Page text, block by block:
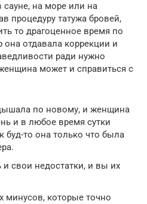
на море или на
процедуру татужа бровей,
то драгоценное время по
она отдавала коррекции и
ради нужно
может и справиться с
по новому, и женщина
и в любое время сутки
буд-то она только что была
и свои недостатки, и вы их
минусов, которые точно